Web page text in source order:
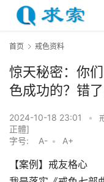
首页 戒色资料
惊天秘密：你
色成功的？错了
2024-10-18 23:01 •
正體]
字号:
A- • A+
【案例】戒友格心